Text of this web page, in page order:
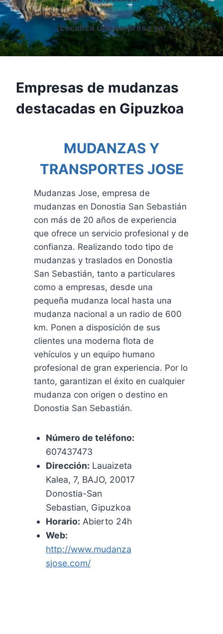
¡Localiza una empresa ya!
Empresas de mudanzas
destacadas en Gipuzkoa
MUDANZAS Y
TRANSPORTES JOSE
Mudanzas Jose, empresa de
mudanzas en Donostia San Sebastián
con más de 20 años de experiencia
que ofrece un servicio profesional y de
confianza. Realizando todo tipo de
mudanzas y traslados en Donostia
San Sebastián, tanto a particulares
como a empresas, desde una
pequeña mudanza local hasta una
mudanza nacional a un radio de 600
km. Ponen a disposición de sus
clientes una moderna flota de
vehículos y un equipo humano
profesional de gran experiencia. Por lo
tanto, garantizan el éxito en cualquier
mudanza con origen o destino en
Donostia San Sebastián.
Número de teléfono:
607437473
Dirección: Lauaizeta
Kalea, 7, BAJO, 20017
Donostia-San
Sebastian, Gipuzkoa
Horario: Abierto 24h
Web:
http://www.mudanza
sjose.com/